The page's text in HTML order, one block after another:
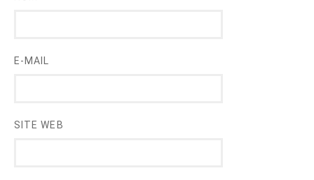
E-MAIL
SITE WEB